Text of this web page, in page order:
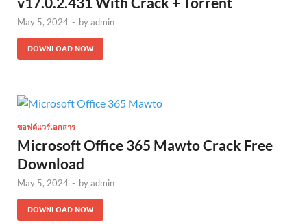
May 5, 2024 - byadmin
DOWNLOAD NOW
ซอฟต์แวร์เอกสาร
Microsoft Office 365 Mawto Crack Free
Download
May 5, 2024 - byadmin
DOWNLOAD NOW